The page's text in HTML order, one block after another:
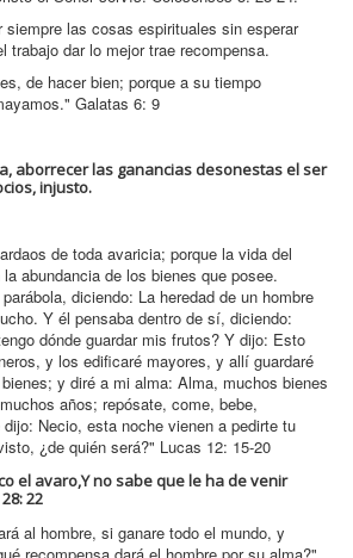
siempre las cosas espirituales sin esperar
trabajo dar lo mejor trae recompensa.
de hacer bien; porque a su tiempo
Galatas 6: 9
aborrecer las ganancias desonestas el ser
injusto.
de toda avaricia; porque la vida del
abundancia de los bienes que posee.
diciendo: La heredad de un hombre
Y él pensaba dentro de sí, diciendo:
dónde guardar mis frutos? Y dijo: Esto
y los edificaré mayores, y allí guardaré
y diré a mi alma: Alma, muchos bienes
años; repósate, come, bebe,
dijo: Necio, esta noche vienen a pedirte tu
¿de quién será?" Lucas 12: 15-20
el avaro,Y no sabe que le ha de venir
22
al hombre, si ganare todo el mundo, y